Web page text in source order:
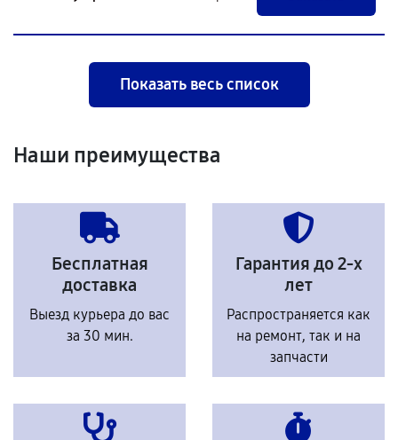
Показать весь список
Наши преимущества
Бесплатная
доставка
Выезд курьера до вас
за 30 мин.
Гарантия до 2-х
лет
Распространяется как
на ремонт, так и на
запчасти